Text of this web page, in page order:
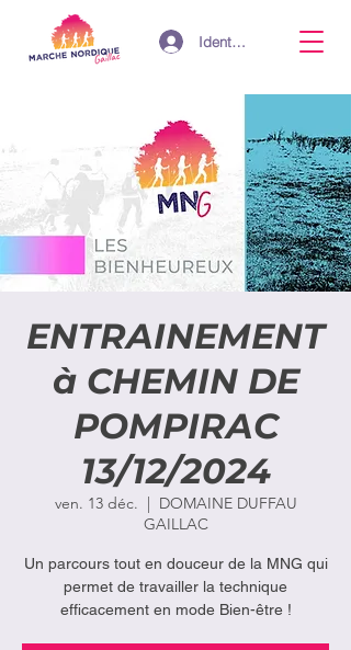
Identifiant
ENTRAINEMENT
à CHEMIN DE
POMPIRAC
13/12/2024
ven. 13 déc.
  |
DOMAINE DUFFAU
GAILLAC
Un parcours tout en douceur de la MNG qui
permet de travailler la technique
efficacement en mode Bien-être !